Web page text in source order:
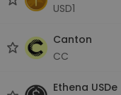
USD1
Canton
CC
Ethena USDe